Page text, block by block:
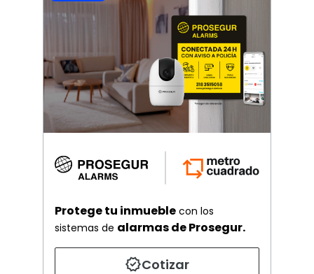
Protege tu inmueble con los
sistemas de alarmas de Prosegur.
Cotizar